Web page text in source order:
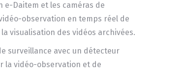
e-Daitem et les caméras de
observation en temps réel de
visualisation des vidéos archivées.
surveillance avec un détecteur
la vidéo-observation et de